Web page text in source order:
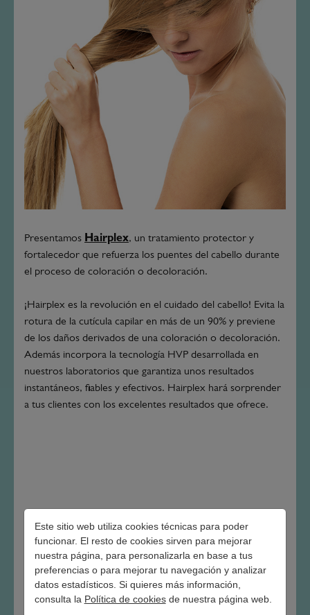
Este sitio web utiliza cookies técnicas para poder
funcionar. El resto de cookies sirven para mejorar
nuestra página, para personalizarla en base a tus
preferencias o para mejorar tu navegación y analizar
datos estadísticos. Si quieres más información,
consulta la Política de cookiesde nuestra página web.
Presentamos Hairplex, un tratamiento protector y
fortalecedor que refuerza los puentes del cabello durante
el proceso de coloración o decoloración.
¡Hairplex es la revolución en el cuidado del cabello! Evita la
rotura de la cutícula capilar en más de un 90% y previene
de los daños derivados de una coloración o decoloración.
Además incorpora la tecnología HVP desarrollada en
nuestros laboratorios que garantiza unos resultados
instantáneos, fiables y efectivos. Hairplex hará sorprender
a tus clientes con los excelentes resultados que ofrece.
OTROS ARTÍCULOS